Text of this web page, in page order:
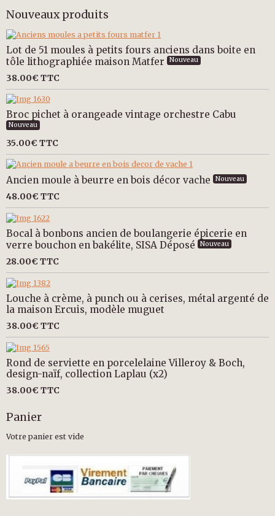
Nouveaux produits
Lot de 51 moules à petits fours anciens dans boite en
tôle lithographiée maison Matfer
Nouveau
38.00€ TTC
Broc pichet à orangeade vintage orchestre Cabu
Nouveau
35.00€ TTC
Ancien moule à beurre en bois décor vache Nouveau
48.00€ TTC
Bocal à bonbons ancien de boulangerie épicerie en
verre bouchon en bakélite, SISA Déposé
Nouveau
28.00€ TTC
Louche à crème, à punch ou à cerises, métal argenté de
la maison Ercuis, modèle muguet
38.00€ TTC
Rond de serviette en porcelelaine Villeroy & Boch,
design-naïf, collection Laplau (x2)
38.00€ TTC
Panier
Votre panier est vide